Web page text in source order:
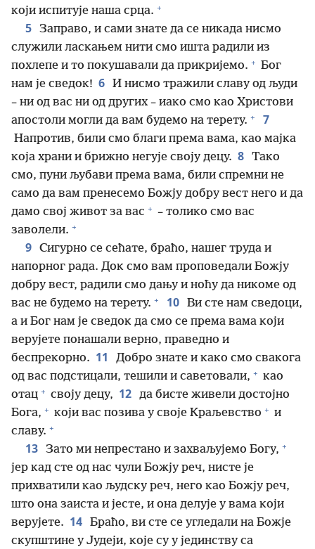
који испитује наша срца. +
5 Заправо, и сами знате да се никада нисмо
служили ласкањем нити смо ишта радили из
похлепе и то покушавали да прикријемо. + Бог
нам је сведок! 6 И нисмо тражили славу од људи
– ни од вас ни од других – иако смо као Христови
апостоли могли да вам будемо на терету. + 7
Напротив, били смо благи према вама, као мајка
која храни и брижно негује своју децу. 8 Тако
смо, пуни љубави према вама, били спремни не
само да вам пренесемо Божју добру вест него и да
дамо свој живот за вас + – толико смо вас
заволели. +
9 Сигурно се сећате, браћо, нашег труда и
напорног рада. Док смо вам проповедали Божју
добру вест, радили смо дању и ноћу да никоме од
вас не будемо на терету. + 10 Ви сте нам сведоци,
а и Бог нам је сведок да смо се према вама који
верујете понашали верно, праведно и
беспрекорно. 11
Добро знате и како смо свакога
од вас подстицали, тешили и саветовали, + као
отац + своју децу, 12 да бисте живели достојно
Бога, + који вас позива у своје Краљевство + и
славу. +
13 Зато ми непрестано и захваљујемо Богу, +
јер кад сте од нас чули Божју реч, нисте је
прихватили као људску реч, него као Божју реч,
што она заиста и јесте, и она делује у вама који
верујете. 14 Браћо, ви сте се угледали на Божје
скупштине у Јудеји, које су у јединству са